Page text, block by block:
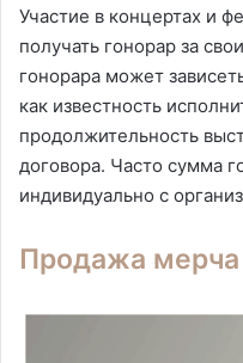
Участие в концертах и
получать гонорар за
гонорара может
как известность
продолжительность
договора. Часто сумма
индивидуально с
Продажа